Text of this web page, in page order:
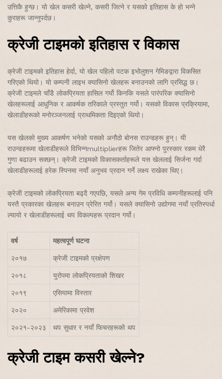
उत्तिकै हुन्छ। यो खेल कसरी खेल्ने, कसरी जित्ने र यसको इतिहास के हो भन्ने
कुराहरू जान्नुपर्दछ।
क्रेजी टाइमको इतिहास र विकास
क्रेजी टाइमको इतिहास हेर्दा, यो खेल पहिलो पटक इभोलुशन गेमिङद्वारा विकसित
गरिएको थियो। यो कम्पनी लाइभ क्यासिनो खेलहरू बनाउनको लागि प्रसिद्ध छ।
क्रेजी टाइमले चाँडै लोकप्रियता हासिल गर्यो किनकि यसले पारंपरिक क्यासिनो
खेलहरूलाई आधुनिक र आकर्षक तरिकाले प्रस्तुत गर्यो। यसको विकास प्रक्रियामा,
खेलाडीहरूको मनोरञ्जनलाई प्राथमिकता दिइएको थियो।
यस खेलको मुख्य आकर्षण भनेको यसको अनौठो बोनस राउन्डहरू हुन्। यी
राउन्डहरूमा खेलाडीहरूले विभिन्नmultiplierहरू जितेर आफ्नो पुरस्कार रकम धेरै
गुणा बढाउन सक्छन्। क्रेजी टाइमको विकासकर्ताहरूले यस खेललाई सिर्जना गर्दा
खेलाडीहरूलाई हरेक स्पिनमा नयाँ अनुभव प्रदान गर्ने लक्ष्य राखेका थिए।
क्रेजी टाइमको लोकप्रियता बढ्दै गएपछि, यसले अन्य गेम प्रविधि कम्पनीहरूलाई पनि
यस्तै प्रकारका खेलहरू बनाउन प्रेरित गर्यो। यसले क्यासिनो उद्योगमा नयाँ प्रतिस्पर्धा
ल्यायो र खेलाडीहरूलाई थप विकल्पहरू प्रदान गर्यो।
वर्ष महत्वपूर्ण घटना
२०१७ क्रेजी टाइमको प्रक्षेपण
२०१८ युरोपमा लोकप्रियताको शिखर
२०१९ एसियामा विस्तार
२०२० अमेरिकामा प्रवेश
२०२१-२०२३ थप सुधार र नयाँ फिचरहरूको थप
क्रेजी टाइम कसरी खेल्ने?